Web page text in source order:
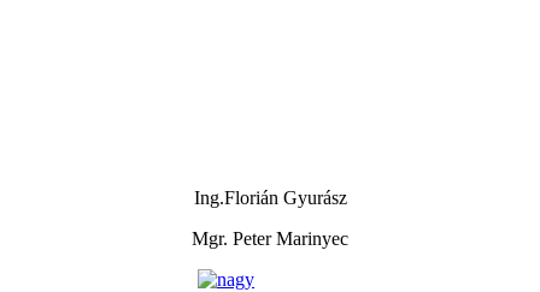
Ing.Florián Gyurász
Mgr. Peter Marinyec